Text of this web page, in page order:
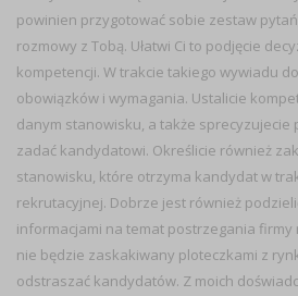
powinien przygotować sobie zestaw
rozmowy z Tobą. Ułatwi Ci to podjęcie
kompetencji. W trakcie takiego wywiadu
obowiązków i wymagania. Ustalicie
danym stanowisku, a także sprecyzujecie
zadać kandydatowi. Określicie również
stanowisku, które otrzyma kandydat w
rekrutacyjnej. Dobrze jest również
informacjami na temat postrzegania
nie będzie zaskakiwany ploteczkami z
odstraszać kandydatów. Z moich